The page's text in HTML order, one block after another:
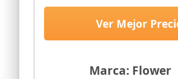
Aireación | Sustrato
Fertilizante |
Enraizamiento
Marca: Flower
Ver Mejor